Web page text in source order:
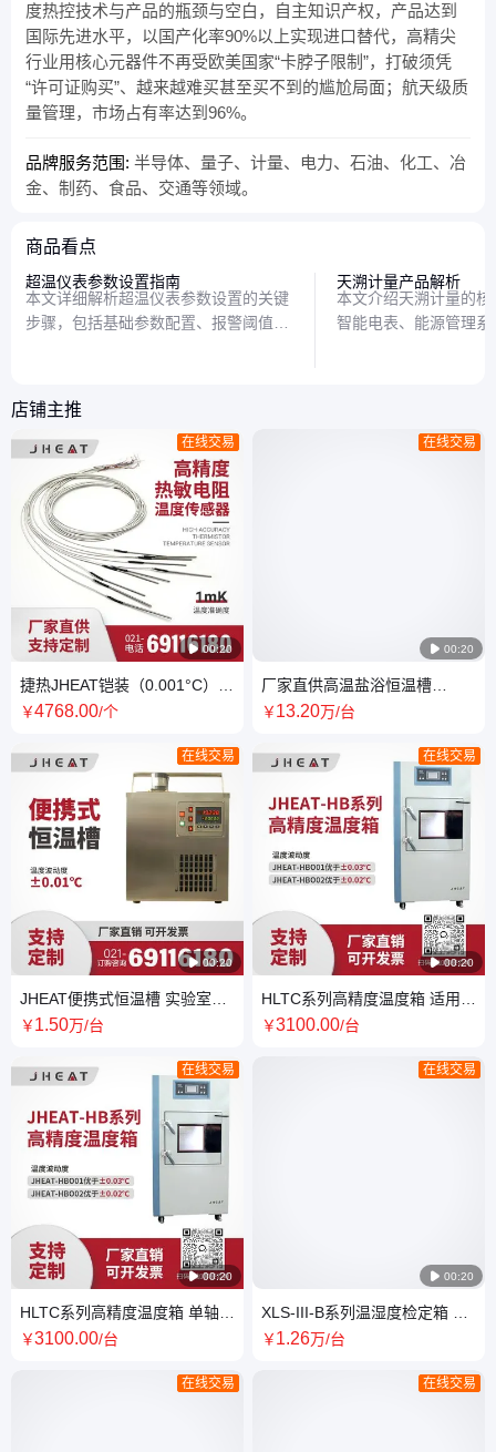
度热控技术与产品的瓶颈与空白，自主知识产权，产品达到
国际先进水平，以国产化率90%以上实现进口替代，高精尖
行业用核心元器件不再受欧美国家“卡脖子限制”，打破须凭
“许可证购买”、越来越难买甚至买不到的尴尬局面；航天级质
量管理，市场占有率达到96%。
品牌服务范围: 半导体、量子、计量、电力、石油、化工、冶
金、制药、食品、交通等领域。
商品看点
超温仪表参数设置指南
本文详细解析超温仪表参数设置的关键
步骤，包括基础参数配置、报警阈值设
天溯计量产品解析
本文介绍天溯计量的
智能电表、能源管理
店铺主推
 00:20
在线交易
捷热JHEAT铠装（0.001°C）
1mK高精度热敏电阻温度传感
￥4768.00/个
 00:20
在线交易
JHEAT便携式恒温槽 实验室专
用计量设备 控温稳定性好
￥1.50万/台
 00:20
在线交易
HLTC系列高精度温度箱 单轴温
控环境箱 可按需定制
￥3100.00/台
在线交易
 00:20
在线交易
厂家直供高温盐浴恒温槽
550℃高温可达 精准控温实验
￥13.20万/台
 00:20
在线交易
HLTC系列高精度温度箱 适用范
围广 品质实用 技术成熟
￥3100.00/台
 00:20
在线交易
XLS-III-B系列温湿度检定箱 精
确度高 稳定运行性能 紧凑节省
￥1.26万/台
在线交易